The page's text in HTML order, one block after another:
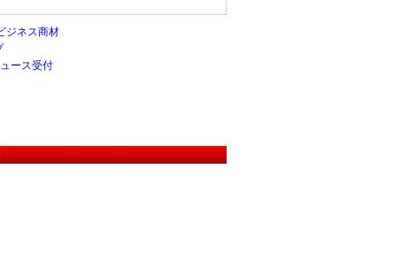
ジネス商材
ース受付